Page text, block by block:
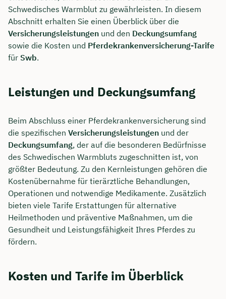
Schwedisches Warmblut zu gewährleisten. In diesem
Abschnitt erhalten Sie einen Überblick über die
Versicherungsleistungen und den Deckungsumfang
sowie die Kosten und Pferdekrankenversicherung-Tarife
für Swb.
Leistungen und Deckungsumfang
Beim Abschluss einer Pferdekrankenversicherung sind
die spezifischen Versicherungsleistungen und der
Deckungsumfang, der auf die besonderen Bedürfnisse
des Schwedischen Warmbluts zugeschnitten ist, von
größter Bedeutung. Zu den Kernleistungen gehören die
Kostenübernahme für tierärztliche Behandlungen,
Operationen und notwendige Medikamente. Zusätzlich
bieten viele Tarife Erstattungen für alternative
Heilmethoden und präventive Maßnahmen, um die
Gesundheit und Leistungsfähigkeit Ihres Pferdes zu
fördern.
Kosten und Tarife im Überblick